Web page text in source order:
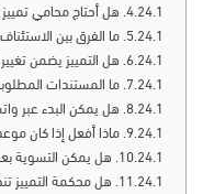
هل أحتاج محامي
ما الفرق بين
هل التمييز يضمن
ما المستندات
هل يمكن البدء عبر
ماذا أفعل إذا كان
هل يمكن التسوية
هل محكمة التمييز